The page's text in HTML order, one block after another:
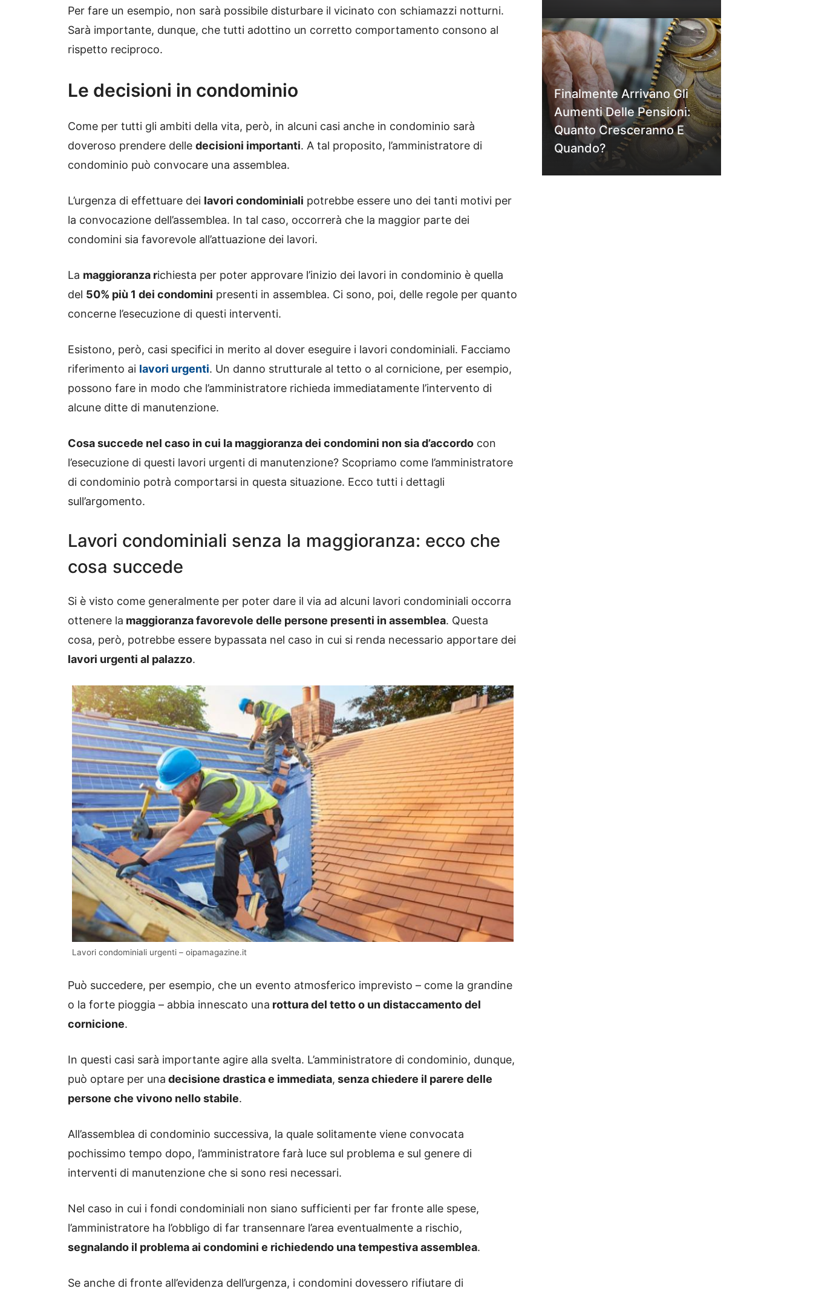
Per fare un esempio, non sarà possibile disturbare il vicinato con schiamazzi notturni.
Sarà importante, dunque, che tutti adottino un corretto comportamento consono al
rispetto reciproco.
Le decisioni in condominio
Come per tutti gli ambiti della vita, però, in alcuni casi anche in condominio sarà
doveroso prendere delle decisioni importanti. A tal proposito, l’amministratore di
condominio può convocare una assemblea.
L’urgenza di effettuare dei lavori condominiali potrebbe essere uno dei tanti motivi per
la convocazione dell’assemblea. In tal caso, occorrerà che la maggior parte dei
condomini sia favorevole all’attuazione dei lavori.
La maggioranza richiesta per poter approvare l’inizio dei lavori in condominio è quella
del 50% più 1 dei condomini presenti in assemblea. Ci sono, poi, delle regole per quanto
concerne l’esecuzione di questi interventi.
Esistono, però, casi specifici in merito al dover eseguire i lavori condominiali. Facciamo
riferimento ai lavori urgenti. Un danno strutturale al tetto o al cornicione, per esempio,
possono fare in modo che l’amministratore richieda immediatamente l’intervento di
alcune ditte di manutenzione.
Cosa succede nel caso in cui la maggioranza dei condomini non sia d’accordo con
l’esecuzione di questi lavori urgenti di manutenzione? Scopriamo come l’amministratore
di condominio potrà comportarsi in questa situazione. Ecco tutti i dettagli
sull’argomento.
Lavori condominiali senza la maggioranza: ecco che
cosa succede
Si è visto come generalmente per poter dare il via ad alcuni lavori condominiali occorra
ottenere la maggioranza favorevole delle persone presenti in assemblea. Questa
cosa, però, potrebbe essere bypassata nel caso in cui si renda necessario apportare dei
lavori urgenti al palazzo.
Lavori condominiali urgenti – oipamagazine.it
Può succedere, per esempio, che un evento atmosferico imprevisto – come la grandine
o la forte pioggia – abbia innescato una rottura del tetto o un distaccamento del
cornicione.
In questi casi sarà importante agire alla svelta. L’amministratore di condominio, dunque,
può optare per una decisione drastica e immediata, senza chiedere il parere delle
persone che vivono nello stabile.
All’assemblea di condominio successiva, la quale solitamente viene convocata
pochissimo tempo dopo, l’amministratore farà luce sul problema e sul genere di
interventi di manutenzione che si sono resi necessari.
Nel caso in cui i fondi condominiali non siano sufficienti per far fronte alle spese,
l’amministratore ha l’obbligo di far transennare l’area eventualmente a rischio,
segnalando il problema ai condomini e richiedendo una tempestiva assemblea.
Se anche di fronte all’evidenza dell’urgenza, i condomini dovessero rifiutare di
Finalmente Arrivano Gli
Aumenti Delle Pensioni:
Quanto Cresceranno E
Quando?